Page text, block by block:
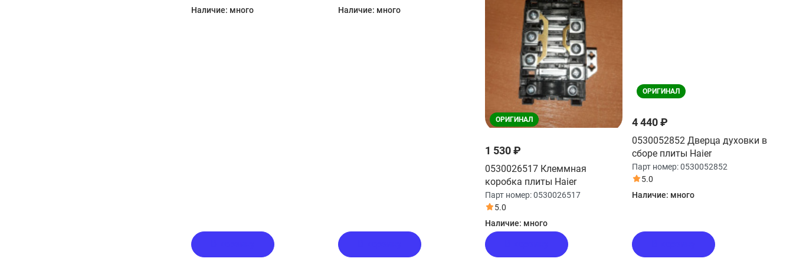
Наличие: много
Наличие: много
ОРИГИНАЛ
1 530 ₽
0530026517 Клеммная
коробка плиты Haier
Парт номер:0530026517
5.0
Наличие: много
ОРИГИНАЛ
4 440 ₽
0530052852 Дверца духовки в
сборе плиты Haier
Парт номер:0530052852
5.0
Наличие: много